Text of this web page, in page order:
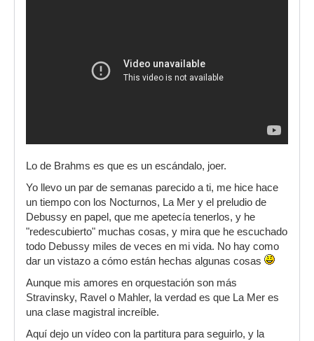
Lo de Brahms es que es un escándalo, joer.
Yo llevo un par de semanas parecido a ti, me hice hace
un tiempo con los Nocturnos, La Mer y el preludio de
Debussy en papel, que me apetecía tenerlos, y he
"redescubierto" muchas cosas, y mira que he escuchado
todo Debussy miles de veces en mi vida. No hay como
dar un vistazo a cómo están hechas algunas cosas
Aunque mis amores en orquestación son más
Stravinsky, Ravel o Mahler, la verdad es que La Mer es
una clase magistral increíble.
Aquí dejo un vídeo con la partitura para seguirlo, y la